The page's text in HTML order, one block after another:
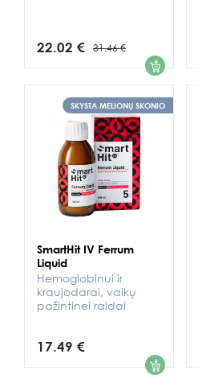
22.02 € 31.46 € 1
SKYSTA MELIONŲ SKONIO
SmartHit IV Ferrum
Liquid
Hemoglobinui ir
kraujodarai, vaikų
pažintinei raidai
17.49 € 1